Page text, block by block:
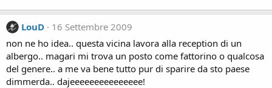
LouD
16 Settembre 2009
non ne ho idea.. questa vicina lavora alla reception di un
albergo.. magari mi trova un posto come fattorino o qualcosa
del genere.. a me va bene tutto pur di sparire da sto paese
dimmerda.. dajeeeeeeeeeeeeeee!